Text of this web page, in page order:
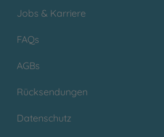
Jobs & Karriere
FAQs
AGBs
Rücksendungen
Datenschutz